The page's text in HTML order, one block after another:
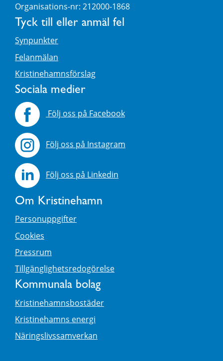
Organisations-nr: 212000-1868
Tyck till eller anmäl fel
Synpunkter
Felanmälan
Kristinehamnsförslag
Sociala medier
Följ oss på Facebook
Följ oss på Instagram
Följ oss på Linkedin
Om Kristinehamn
Personuppgifter
Cookies
Pressrum
Tillgänglighetsredogörelse
Kommunala bolag
Kristinehamnsbostäder
Kristinehamns energi
Näringslivssamverkan